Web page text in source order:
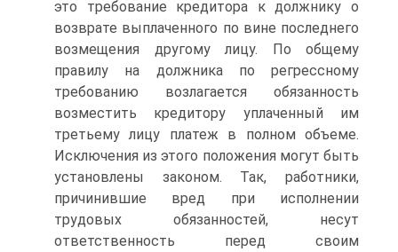
это требование кредитора к должнику о
возврате выплаченного по вине последнего
возмещения другому лицу. По общему
правилу на должника по регрессному
требованию возлагается обязанность
возместить кредитору уплаченный им
третьему лицу платеж в полном объеме.
Исключения из этого положения могут быть
установлены законом. Так, работники,
причинившие вред при исполнении
трудовых обязанностей, несут
ответственность перед своим